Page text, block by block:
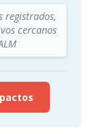
registrados,
cercanos